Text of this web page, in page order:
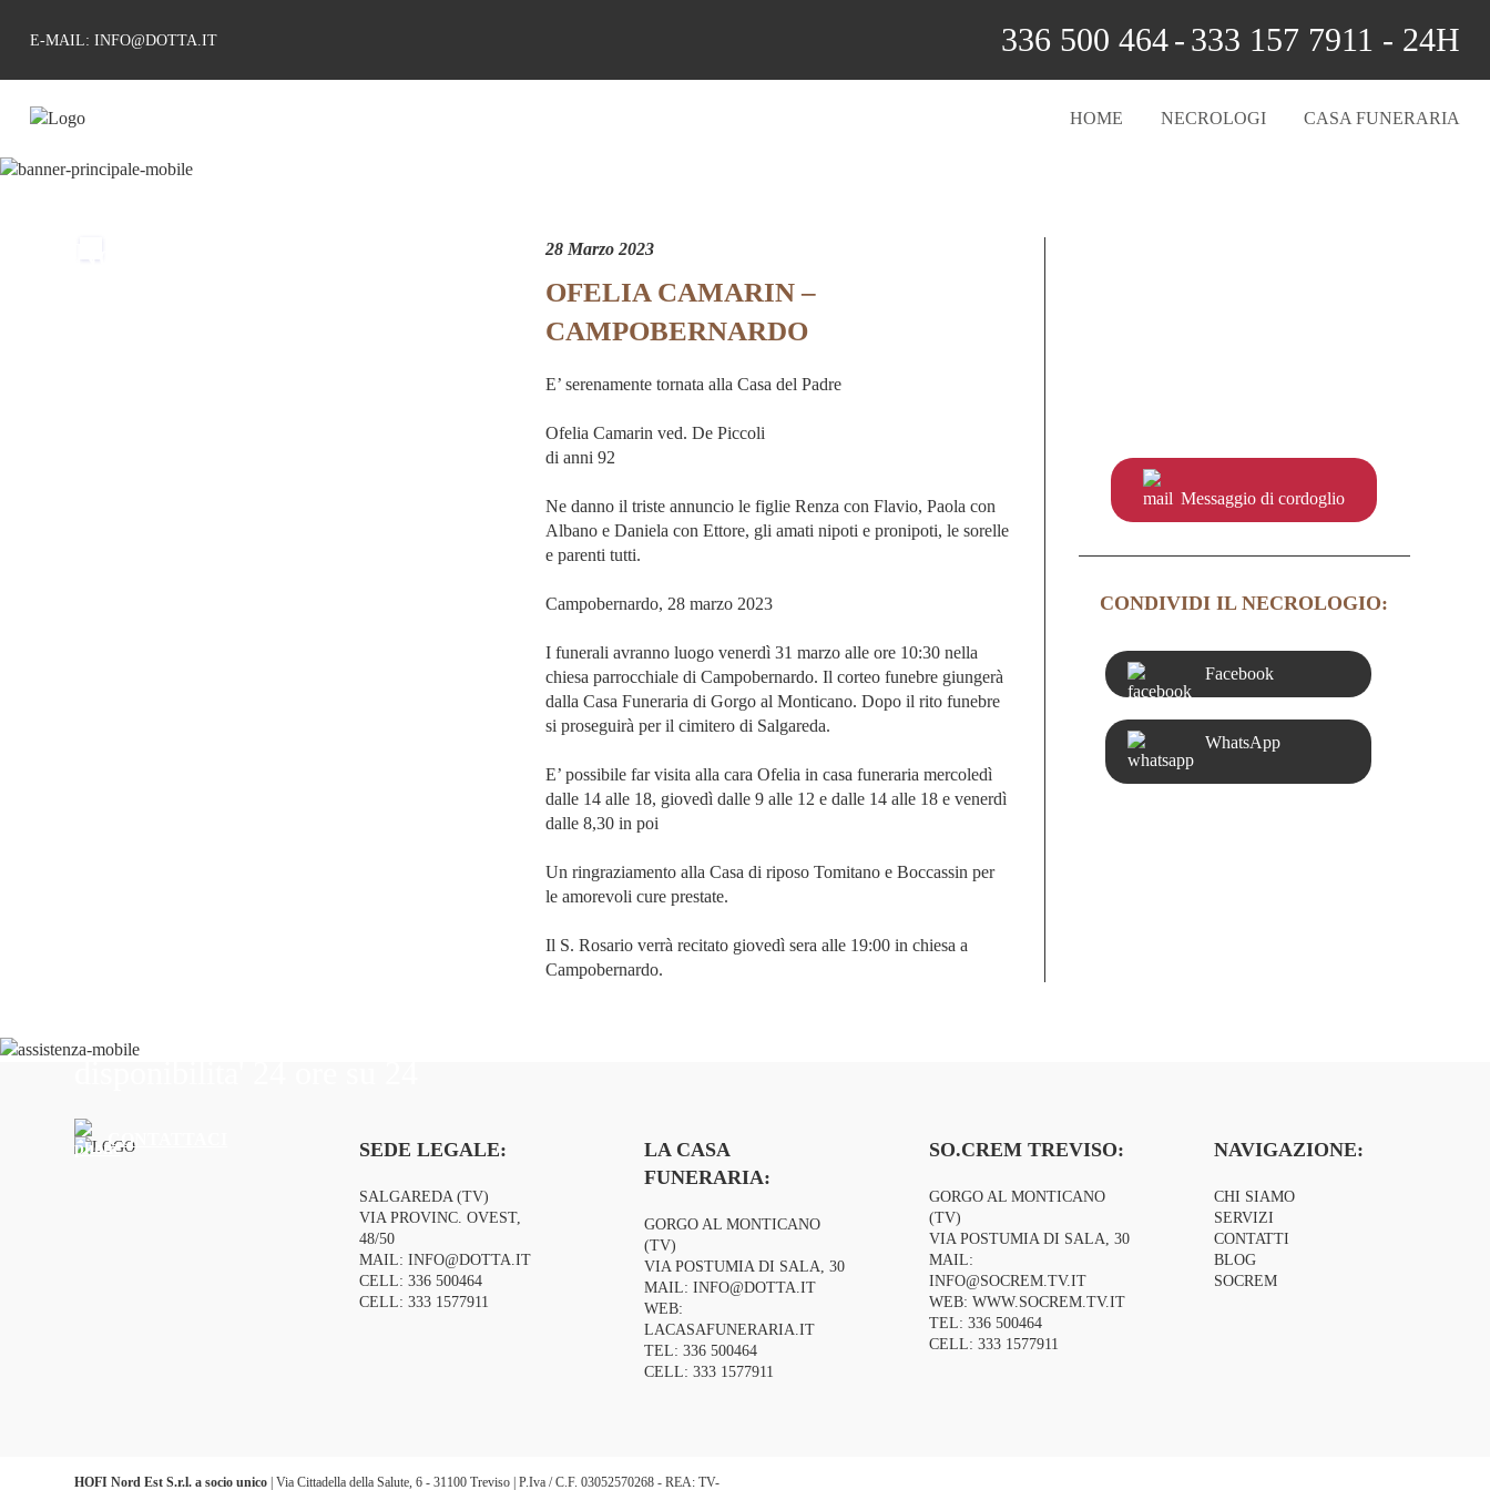
E-MAIL: INFO@DOTTA.IT 336 500 464- 333 157 7911 - 24H
HOME NECROLOGI CASA FUNERARIA
28 Marzo 2023
OFELIA CAMARIN –
CAMPOBERNARDO
E’ serenamente tornata alla Casa del Padre
Ofelia Camarin ved. De Piccoli
di anni 92
Ne danno il triste annuncio le figlie Renza con Flavio, Paola con
Albano e Daniela con Ettore, gli amati nipoti e pronipoti, le sorelle
e parenti tutti.
Campobernardo, 28 marzo 2023
I funerali avranno luogo venerdì 31 marzo alle ore 10:30 nella
chiesa parrocchiale di Campobernardo. Il corteo funebre giungerà
dalla Casa Funeraria di Gorgo al Monticano. Dopo il rito funebre
si proseguirà per il cimitero di Salgareda.
E’ possibile far visita alla cara Ofelia in casa funeraria mercoledì
dalle 14 alle 18, giovedì dalle 9 alle 12 e dalle 14 alle 18 e venerdì
dalle 8,30 in poi
Un ringraziamento alla Casa di riposo Tomitano e Boccassin per
le amorevoli cure prestate.
Il S. Rosario verrà recitato giovedì sera alle 19:00 in chiesa a
Campobernardo.
Messaggio di cordoglio
CONDIVIDI IL NECROLOGIO:
Facebook
WhatsApp
CONTATTACI SEDE LEGALE:
SALGAREDA (TV)
VIA PROVINC. OVEST,
48/50
MAIL:INFO@DOTTA.IT
CELL:336 500464
CELL:333 1577911
LA CASA
FUNERARIA:
GORGO AL MONTICANO
(TV)
VIA POSTUMIA DI SALA, 30
MAIL:INFO@DOTTA.IT
WEB:
LACASAFUNERARIA.IT
TEL:336 500464
CELL:333 1577911
SO.CREM TREVISO:
GORGO AL MONTICANO
(TV)
VIA POSTUMIA DI SALA, 30
MAIL:
INFO@SOCREM.TV.IT
WEB:WWW.SOCREM.TV.IT
TEL:336 500464
CELL:333 1577911
NAVIGAZIONE:
CHI SIAMO
SERVIZI
CONTATTI
BLOG
SOCREM
HOFI Nord Est S.r.l. a socio unico | Via Cittadella della Salute, 6 - 31100 Treviso | P.Iva / C.F. 03052570268 - REA: TV-